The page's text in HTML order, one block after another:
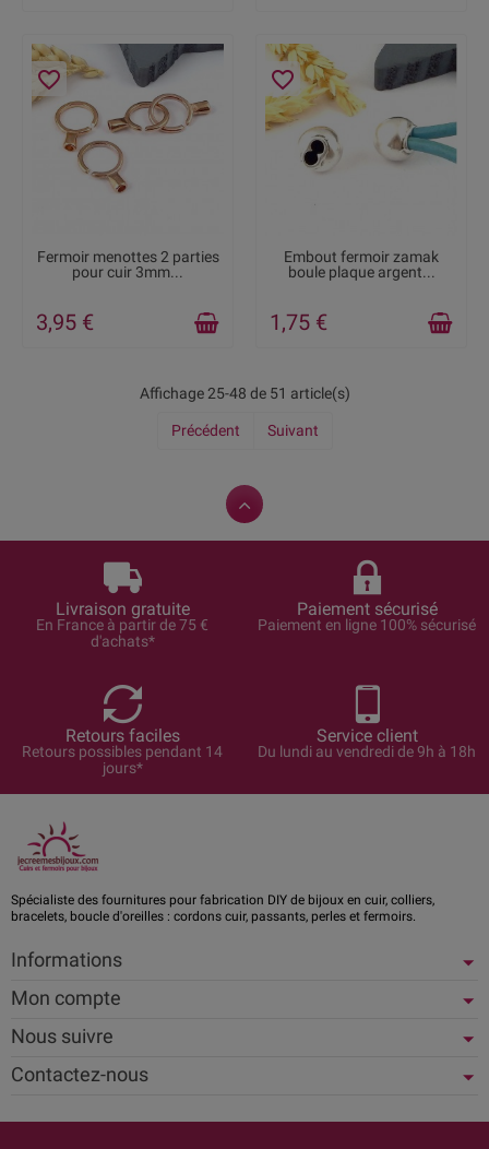
DISPONIBLE
favorite_border
Fermoir menottes 2 parties
pour cuir 3mm...
3,95 €
DERNIERS ARTICLES EN
STOCK
favorite_border
Embout fermoir zamak
boule plaque argent...
1,75 €
Affichage 25-48 de 51 article(s)
Précédent Suivant
Livraison gratuite
En France à partir de 75 €
d'achats*
Paiement sécurisé
Paiement en ligne 100% sécurisé
Retours faciles
Retours possibles pendant 14
jours*
Service client
Du lundi au vendredi de 9h à 18h
Spécialiste des fournitures pour fabrication DIY de bijoux en cuir, colliers,
bracelets, boucle d'oreilles : cordons cuir, passants, perles et fermoirs.
Informations
Mon compte
Nous suivre
Contactez-nous